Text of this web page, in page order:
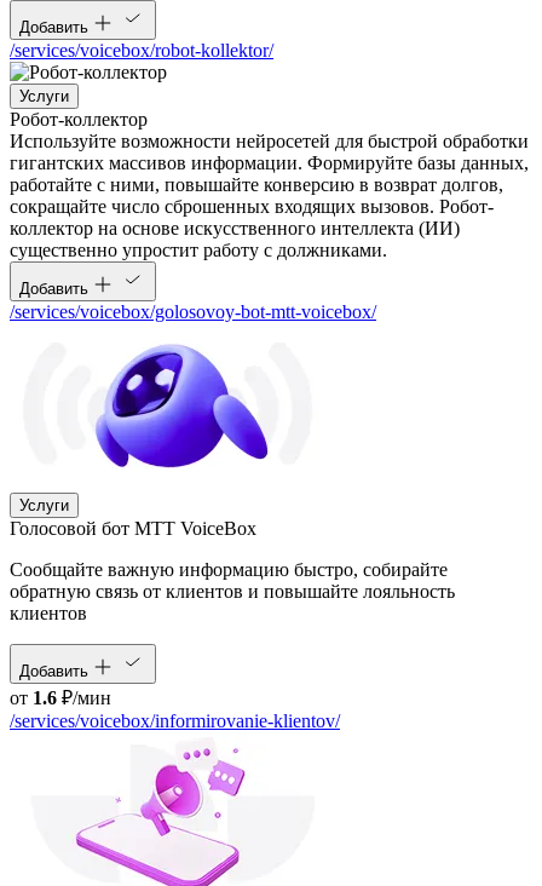
Добавить
/services/voicebox/robot-kollektor/
Услуги
Робот-коллектор
Используйте возможности нейросетей для быстрой обработки
гигантских массивов информации. Формируйте базы данных,
работайте с ними, повышайте конверсию в возврат долгов,
сокращайте число сброшенных входящих вызовов. Робот-
коллектор на основе искусственного интеллекта (ИИ)
существенно упростит работу с должниками.
Добавить
/services/voicebox/golosovoy-bot-mtt-voicebox/
Услуги
Голосовой бот МТТ VoiceBox
Сообщайте важную информацию быстро, собирайте
обратную связь от клиентов и повышайте лояльность
клиентов
Добавить
от 1.6 ₽/мин
/services/voicebox/informirovanie-klientov/